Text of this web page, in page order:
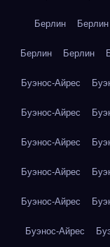
Берлин Берлин
Берлин Берлин
Буэнос-Айрес
Буэнос-Айрес
Буэнос-Айрес
Буэнос-Айрес
Буэнос-Айрес
Буэнос-Айрес